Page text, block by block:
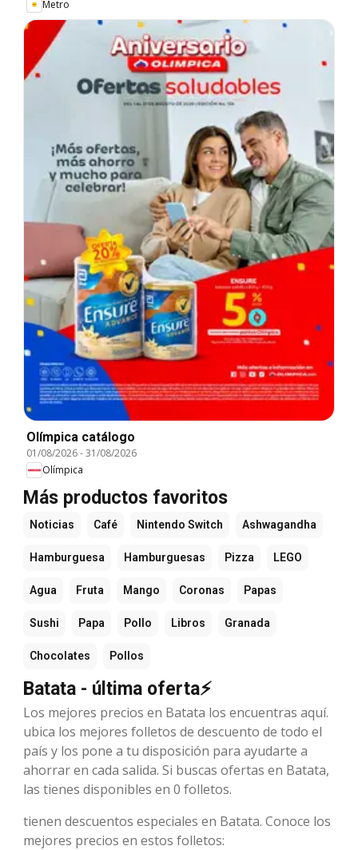
Metro
Olímpica catálogo
01/08/2026-31/08/2026
Olímpica
Más productos favoritos
Noticias Café Nintendo Switch Ashwagandha
Hamburguesa Hamburguesas Pizza LEGO
Agua Fruta Mango Coronas Papas
Sushi Papa Pollo Libros Granada
Chocolates Pollos
Batata - última oferta⚡
Los mejores precios en Batata los encuentras aquí.
ubica los mejores folletos de descuento de todo el
país y los pone a tu disposición para ayudarte a
ahorrar en cada salida. Si buscas ofertas en Batata,
las tienes disponibles en 0 folletos.
tienen descuentos especiales en Batata. Conoce los
mejores precios en estos folletos: